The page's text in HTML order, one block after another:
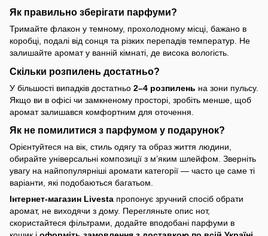
Як правильно зберігати парфуми?
Тримайте флакон у темному, прохолодному місці, бажано в
коробці, подалі від сонця та різких перепадів температур. Не
залишайте аромат у ванній кімнаті, де висока вологість.
Скільки розпилень достатньо?
У більшості випадків достатньо 2–4 розпилень на зони пульсу.
Якщо ви в офісі чи замкненому просторі, зробіть менше, щоб
аромат залишався комфортним для оточення.
Як не помилитися з парфумом у подарунок?
Орієнтуйтеся на вік, стиль одягу та образ життя людини,
обирайте універсальні композиції з м’яким шлейфом. Зверніть
увагу на найпопулярніші аромати категорії — часто це саме ті
варіанти, які подобаються багатьом.
Інтернет-магазин Livesta пропонує зручний спосіб обрати
аромат, не виходячи з дому. Перегляньте опис нот,
скористайтеся фільтрами, додайте вподобані парфуми в